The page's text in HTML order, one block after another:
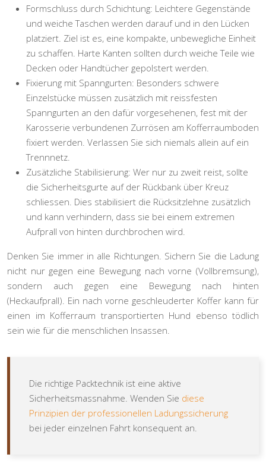
Formschluss durch Schichtung: Leichtere Gegenstände
und weiche Taschen werden darauf und in den Lücken
platziert. Ziel ist es, eine kompakte, unbewegliche Einheit
zu schaffen. Harte Kanten sollten durch weiche Teile wie
Decken oder Handtücher gepolstert werden.
Fixierung mit Spanngurten: Besonders schwere
Einzelstücke müssen zusätzlich mit reissfesten
Spanngurten an den dafür vorgesehenen, fest mit der
Karosserie verbundenen Zurrösen am Kofferraumboden
fixiert werden. Verlassen Sie sich niemals allein auf ein
Trennnetz.
Zusätzliche Stabilisierung: Wer nur zu zweit reist, sollte
die Sicherheitsgurte auf der Rückbank über Kreuz
schliessen. Dies stabilisiert die Rücksitzlehne zusätzlich
und kann verhindern, dass sie bei einem extremen
Aufprall von hinten durchbrochen wird.
Denken Sie immer in alle Richtungen. Sichern Sie die Ladung
nicht nur gegen eine Bewegung nach vorne (Vollbremsung),
sondern auch gegen eine Bewegung nach hinten
(Heckaufprall). Ein nach vorne geschleuderter Koffer kann für
einen im Kofferraum transportierten Hund ebenso tödlich
sein wie für die menschlichen Insassen.
Die richtige Packtechnik ist eine aktive
Sicherheitsmassnahme. Wenden Sie diese
Prinzipien der professionellen Ladungssicherung
bei jeder einzelnen Fahrt konsequent an.